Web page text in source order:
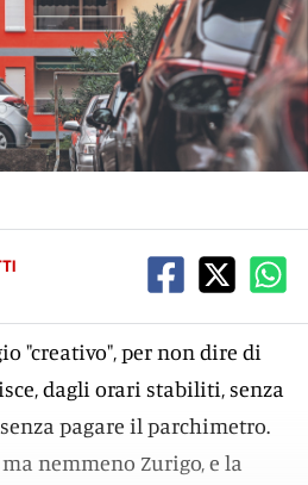
"creativo", per non dire di
dagli orari stabiliti, senza
pagare il parchimetro.
nemmeno Zurigo, e la